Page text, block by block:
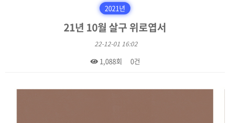
2021년
21년 10월 살구 위로엽서
22-12-01 16:02
1,088회
0건